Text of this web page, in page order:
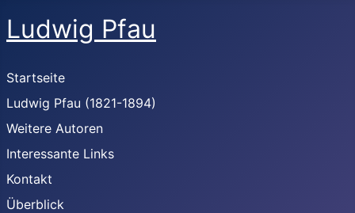
Ludwig Pfau
Startseite
Ludwig Pfau (1821-1894)
Weitere Autoren
Interessante Links
Kontakt
Überblick